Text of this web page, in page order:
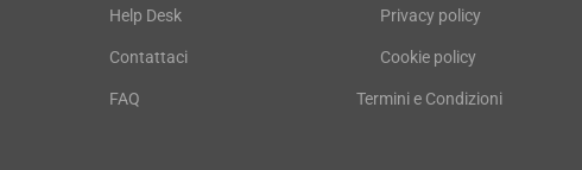
Help Desk
Contattaci
FAQ
Privacy policy
Cookie policy
Termini e Condizioni